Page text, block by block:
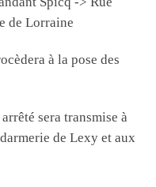
de Lorraine
à la pose des
sera transmise à
de Lexy et aux